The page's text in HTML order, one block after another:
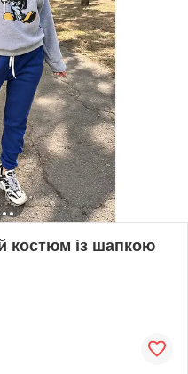
костюм із шапкою